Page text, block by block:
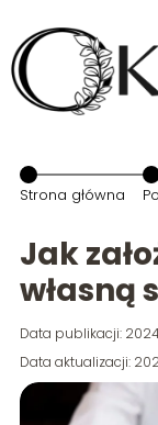
Strona główna
Jak
własną
Data publikacji:
Data aktualizacji: